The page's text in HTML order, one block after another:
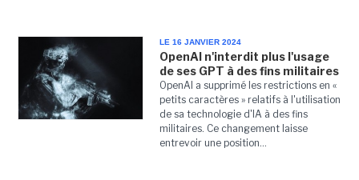
LE 16 JANVIER 2024
OpenAI n'interdit plus l'usage
de ses GPT à des fins militaires
OpenAI a supprimé les restrictions en «
petits caractères » relatifs à l'utilisation
de sa technologie d'IA à des fins
militaires. Ce changement laisse
entrevoir une position...